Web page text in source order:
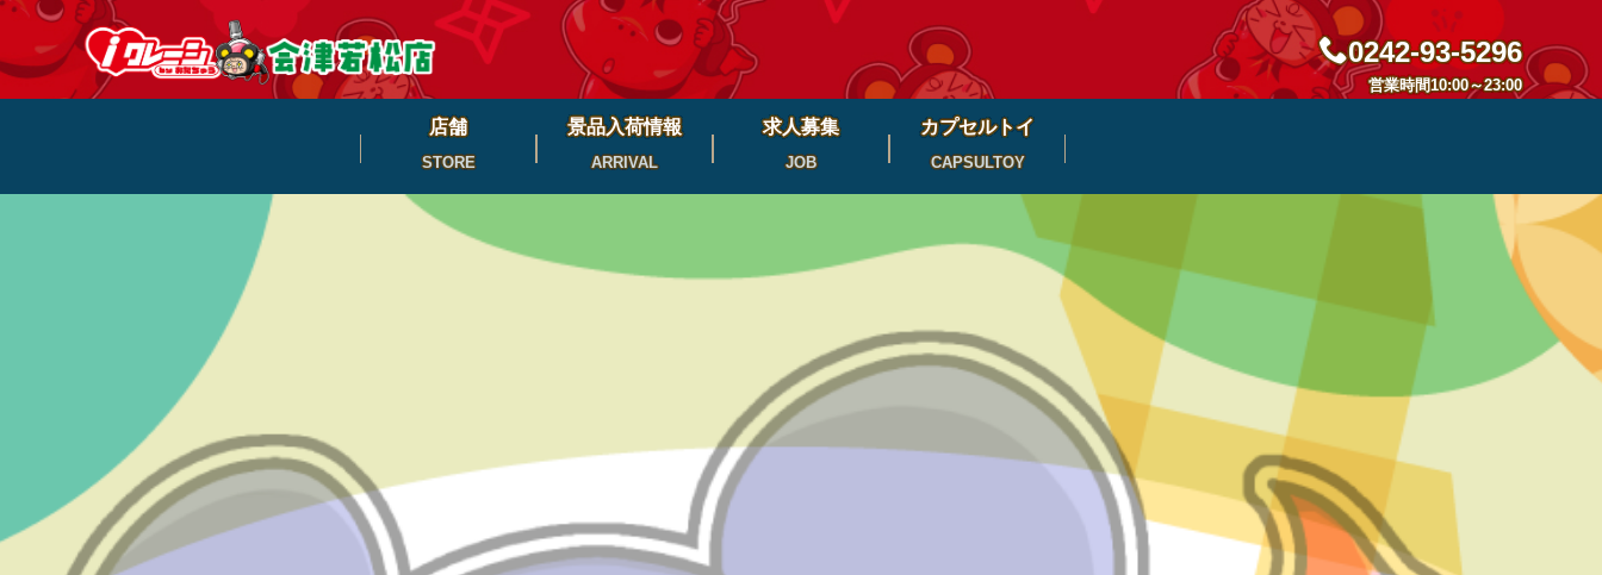
0242-93-5296
営業時間10:00～23:00
店舗
STORE
景品入荷情報
ARRIVAL
求人募集
JOB
カプセルトイ
CAPSULTOY